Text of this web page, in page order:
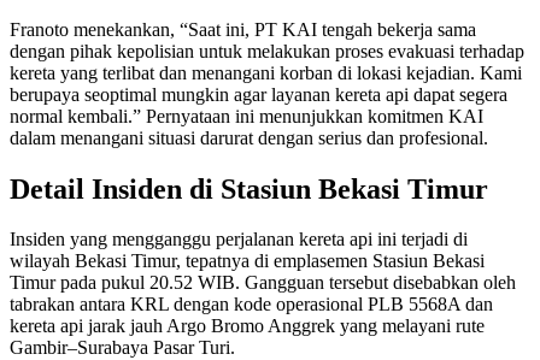
Franoto menekankan, “Saat ini, PT KAI tengah bekerja sama
dengan pihak kepolisian untuk melakukan proses evakuasi terhadap
kereta yang terlibat dan menangani korban di lokasi kejadian. Kami
berupaya seoptimal mungkin agar layanan kereta api dapat segera
normal kembali.” Pernyataan ini menunjukkan komitmen KAI
dalam menangani situasi darurat dengan serius dan profesional.
Detail Insiden di Stasiun Bekasi Timur
Insiden yang mengganggu perjalanan kereta api ini terjadi di
wilayah Bekasi Timur, tepatnya di emplasemen Stasiun Bekasi
Timur pada pukul 20.52 WIB. Gangguan tersebut disebabkan oleh
tabrakan antara KRL dengan kode operasional PLB 5568A dan
kereta api jarak jauh Argo Bromo Anggrek yang melayani rute
Gambir–Surabaya Pasar Turi.